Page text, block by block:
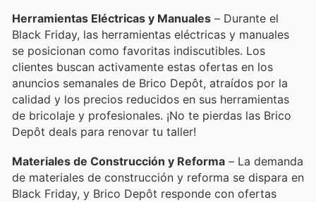
Herramientas Eléctricas y Manuales – Durante el
Black Friday, las herramientas eléctricas y manuales
se posicionan como favoritas indiscutibles. Los
clientes buscan activamente estas ofertas en los
anuncios semanales de Brico Depôt, atraídos por la
calidad y los precios reducidos en sus herramientas
de bricolaje y profesionales. ¡No te pierdas las Brico
Depôt deals para renovar tu taller!
Materiales de Construcción y Reforma – La demanda
de materiales de construcción y reforma se dispara en
Black Friday, y Brico Depôt responde con ofertas